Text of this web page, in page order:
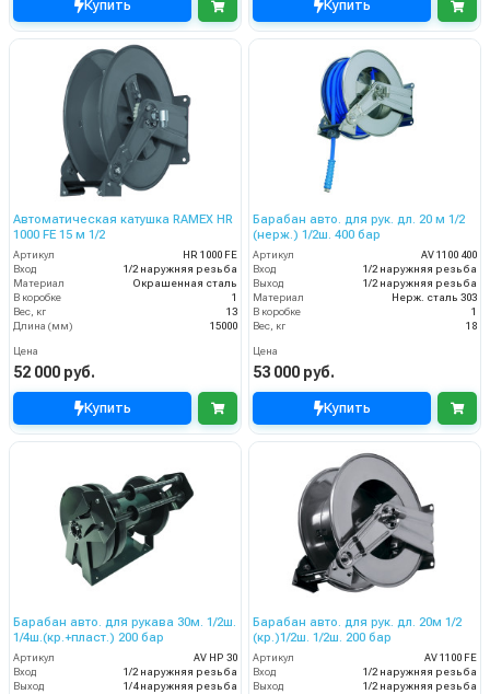
Купить Купить
Автоматическая катушка RAMEX HR
1000 FE 15 м 1/2
Артикул
HR 1000 FE
Вход
1/2 наружняя резьба
Материал
Окрашенная сталь
В коробке
1
Вес, кг
13
Длина (мм)
15000
Цена
52 000 руб.
Купить
Барабан авто. для рук. дл. 20 м 1/2
(нерж.) 1/2ш. 400 бар
Артикул
AV 1100 400
Вход
1/2 наружняя резьба
Выход
1/2 наружняя резьба
Материал
Нерж. сталь 303
В коробке
1
Вес, кг
18
Цена
53 000 руб.
Купить
Барабан авто. для рукава 30м. 1/2ш.
1/4ш.(кр.+пласт.) 200 бар
Артикул
AV HP 30
Вход
1/2 наружняя резьба
Выход
1/4 наружняя резьба
Барабан авто. для рук. дл. 20м 1/2
(кр.)1/2ш. 1/2ш. 200 бар
Артикул
AV 1100 FE
Вход
1/2 наружняя резьба
Выход
1/2 наружняя резьба